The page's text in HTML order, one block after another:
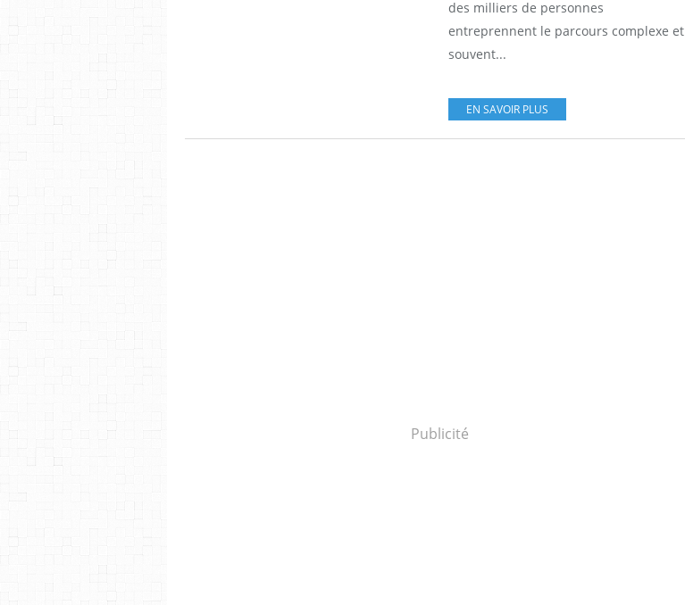
des milliers de personnes
entreprennent le parcours complexe et
souvent...
EN SAVOIR PLUS
Publicité